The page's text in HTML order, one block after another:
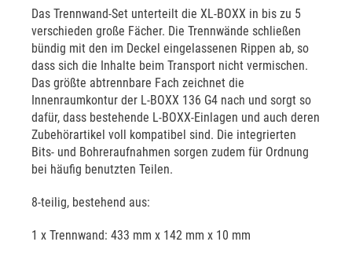
Das Trennwand-Set unterteilt die XL-BOXX in bis zu 5
verschieden große Fächer. Die Trennwände schließen
bündig mit den im Deckel eingelassenen Rippen ab, so
dass sich die Inhalte beim Transport nicht vermischen.
Das größte abtrennbare Fach zeichnet die
Innenraumkontur der L-BOXX 136 G4 nach und sorgt so
dafür, dass bestehende L-BOXX-Einlagen und auch deren
Zubehörartikel voll kompatibel sind. Die integrierten
Bits- und Bohreraufnahmen sorgen zudem für Ordnung
bei häufig benutzten Teilen.
8-teilig, bestehend aus:
1 x Trennwand: 433 mm x 142 mm x 10 mm